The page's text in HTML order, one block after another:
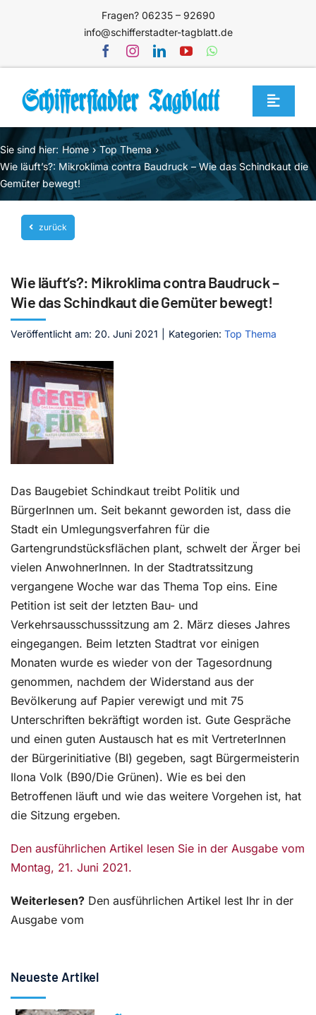
Fragen? 06235 – 92690
info@schifferstadter-tagblatt.de
Toggle
Home
Themen
Blog
Unternehmen
Mediathek
Jetzt abonnieren
Kontakt
Sie sind hier: Home
Top Thema
Wie läuft’s?: Mikroklima contra Baudruck – Wie das Schindkaut die
Gemüter bewegt!
zurück
Wie läuft’s?: Mikroklima contra Baudruck –
Wie das Schindkaut die Gemüter bewegt!
Veröffentlicht am: 20. Juni 2021 Kategorien: Top Thema
Das Baugebiet Schindkaut treibt Politik und
BürgerInnen um. Seit bekannt geworden ist, dass die
Stadt ein Umlegungsverfahren für die
Gartengrundstücksflächen plant, schwelt der Ärger bei
vielen AnwohnerInnen. In der Stadtratssitzung
vergangene Woche war das Thema Top eins. Eine
Petition ist seit der letzten Bau- und
Verkehrsausschusssitzung am 2. März dieses Jahres
eingegangen. Beim letzten Stadtrat vor einigen
Monaten wurde es wieder von der Tagesordnung
genommen, nachdem der Widerstand aus der
Bevölkerung auf Papier verewigt und mit 75
Unterschriften bekräftigt worden ist. Gute Gespräche
und einen guten Austausch hat es mit VertreterInnen
der Bürgerinitiative (BI) gegeben, sagt Bürgermeisterin
Ilona Volk (B90/Die Grünen). Wie es bei den
Betroffenen läuft und wie das weitere Vorgehen ist, hat
die Sitzung ergeben.
Den ausführlichen Artikel lesen Sie in der Ausgabe vom
Montag, 21. Juni 2021.
Weiterlesen? Den ausführlichen Artikel lest Ihr in der
Ausgabe vom
Neueste Artikel